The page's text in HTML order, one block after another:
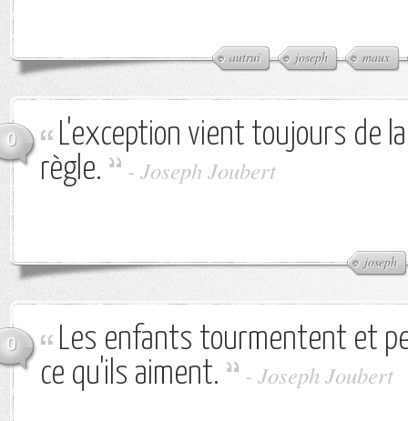
autrui joseph maux
0
L'exception vient toujours de
règle.
- Joseph Joubert
joseph
0
Les enfants tourmentent et
ce qu'ils aiment.
- Joseph Joubert